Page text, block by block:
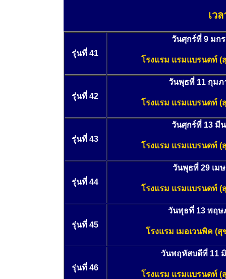
เว
รุ่นที่ 41
วันศุกร์ที่ 9 มก
โรงแรม แรมแบรนดท์(
รุ่นที่ 42
วันพุธที่ 11 กุมภ
โรงแรม แรมแบรนดท์(
รุ่นที่ 43
วันศุกร์ที่ 13 มี
โรงแรม แรมแบรนดท์(
รุ่นที่ 44
วันพุธที่ 29 เม
โรงแรม แรมแบรนดท์(
รุ่นที่ 45
วันพุธที่ 13 พฤษ
โรงแรม เมอเวนพิค(สุ
รุ่นที่ 46
วันพฤหัสบดีที่ 11
โรงแรม แรมแบรนดท์(